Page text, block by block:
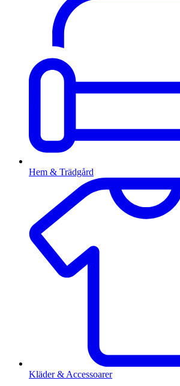
Hem & Trädgård
Kläder & Accessoarer